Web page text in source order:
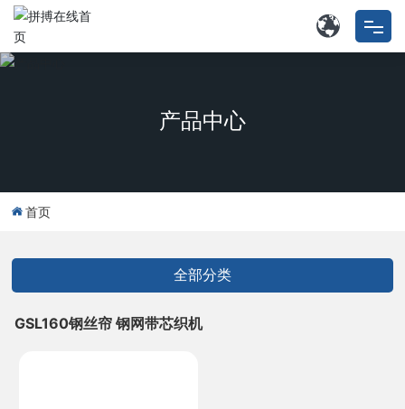
关于我们
拼搏(中国)
产品中心
首页
全部分类
GSL160钢丝帘 钢网带芯织机